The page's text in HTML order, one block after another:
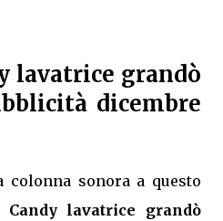
lavatrice grandò
dicembre
colonna sonora a questo
Candy lavatrice grandò